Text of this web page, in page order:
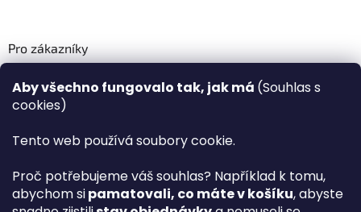
Aby všechno fungovalo tak, jak má (Souhlas s
cookies)
Tento web používá soubory cookie.
Proč potřebujeme váš souhlas? Například k tomu,
abychom sipamatovali, co máte v košíku, abyste
Pro zákazníky
Věrnostní program PLAZA Bonus™
Magazín PLAZA News™
Plaza.cz slevové kódy a kupóny
Registrace
Přihlášení